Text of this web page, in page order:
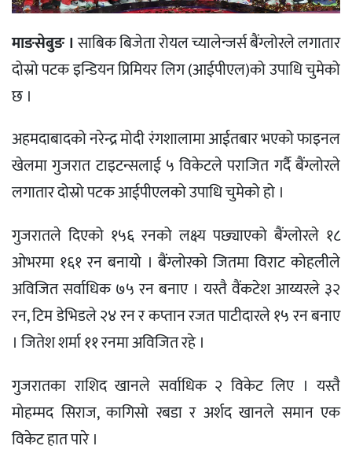
माङसेबुङ ।साबिक बिजेता रोयल च्यालेन्जर्स बैंग्लोरले लगातार
दोस्रो पटक इन्डियन प्रिमियर लिग (आईपीएल)को उपाधि चुमेको
छ ।
अहमदाबादको नरेन्द्र मोदी रंगशालामा आईतबार भएको फाइनल
खेलमा गुजरात टाइटन्सलाई ५ विकेटले पराजित गर्दै बैंग्लोरले
लगातार दोस्रो पटक आईपीएलको उपाधि चुमेको हो ।
गुजरातले दिएको १५६ रनको लक्ष्य पछ्याएको बैंग्लोरले १८
ओभरमा १६१ रन बनायो । बैंग्लोरको जितमा विराट कोहलीले
अविजित सर्वाधिक ७५ रन बनाए । यस्तै वैंकटेश आय्यरले ३२
रन, टिम डेभिडले २४ रन र कप्तान रजत पाटीदारले १५ रन बनाए
। जितेश शर्मा ११ रनमा अविजित रहे ।
गुजरातका राशिद खानले सर्वाधिक २ विकेट लिए । यस्तै
मोहम्मद सिराज, कागिसो रबडा र अर्शद खानले समान एक
विकेट हात पारे ।